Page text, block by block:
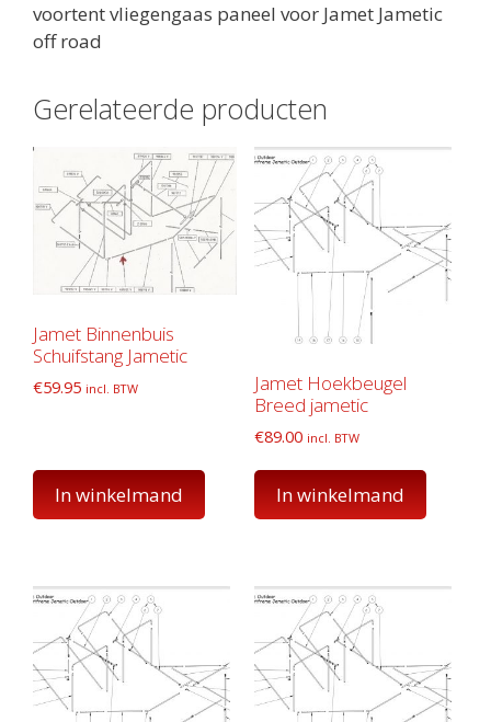
voortent vliegengaas paneel voor Jamet Jametic
off road
Gerelateerde producten
Jamet Binnenbuis
Schuifstang Jametic
€59.95 incl. BTW
In winkelmand
Jamet Hoekbeugel
Breed jametic
€89.00 incl. BTW
In winkelmand